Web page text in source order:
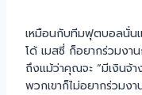
เหมือนกับทีมฟุตบอลนั่น
โด้ เมสซี่ ก็อยากร่วมงา
ถึงแม้ว่าคุณจะ “มีเงินจ้
พวกเขาก็ไม่อยากร่วมง